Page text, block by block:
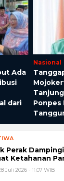
Ada
dari
Nasional
Ponpes
Perak
Ketahanan
Juli 2026 - 11:07 WIB